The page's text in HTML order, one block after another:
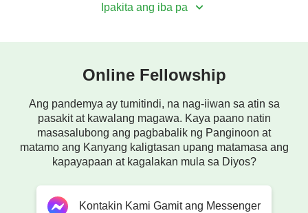
Ipakita ang iba pa
Online Fellowship
Ang pandemya ay tumitindi, na nag-iiwan sa atin sa
pasakit at kawalang magawa. Kaya paano natin
masasalubong ang pagbabalik ng Panginoon at
matamo ang Kanyang kaligtasan upang matamasa ang
kapayapaan at kagalakan mula sa Diyos?
Kontakin Kami Gamit ang Messenger